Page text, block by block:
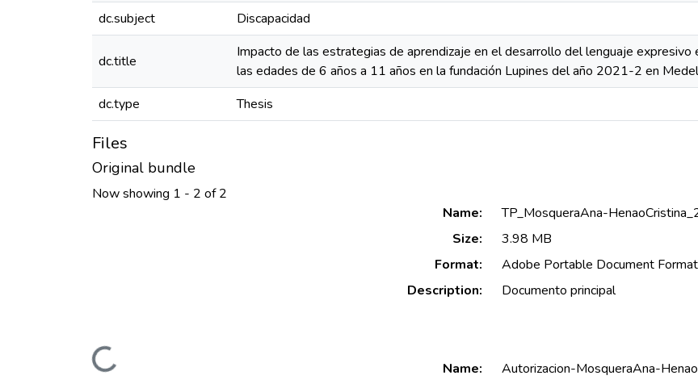
dc.subject
Discapacidad
dc.title
Impacto de las estrategias de aprendizaje en el desarrollo del lenguaje
las edades de 6 años a 11 años en la fundación Lupines del año 2021-2 en
dc.type Thesis
Files
Original bundle
Now showing 1 - 2 of 2
Loading...
Name:
TP_MosqueraAna-
Size:
3.98 MB
Format:
Adobe Portable Document Format
Description:
Documento principal
Name:
Autorizacion-MosqueraAna-